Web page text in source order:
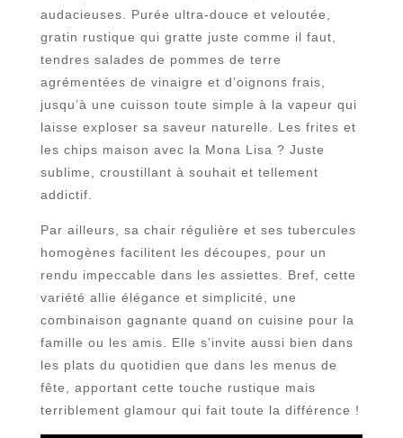
audacieuses. Purée ultra-douce et veloutée,
gratin rustique qui gratte juste comme il faut,
tendres salades de pommes de terre
agrémentées de vinaigre et d’oignons frais,
jusqu’à une cuisson toute simple à la vapeur qui
laisse exploser sa saveur naturelle. Les frites et
les chips maison avec la Mona Lisa ? Juste
sublime, croustillant à souhait et tellement
addictif.
Par ailleurs, sa chair régulière et ses tubercules
homogènes facilitent les découpes, pour un
rendu impeccable dans les assiettes. Bref, cette
variété allie élégance et simplicité, une
combinaison gagnante quand on cuisine pour la
famille ou les amis. Elle s’invite aussi bien dans
les plats du quotidien que dans les menus de
fête, apportant cette touche rustique mais
terriblement glamour qui fait toute la différence !